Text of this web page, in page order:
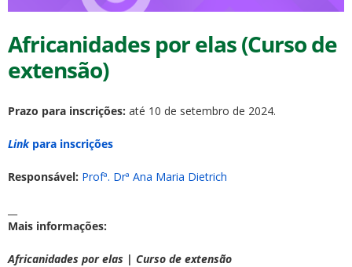
Africanidades por elas (Curso de
extensão)
Prazo para inscrições: até 10 de setembro de 2024.
Linkpara inscrições
Responsável: Profª. Drª Ana Maria Dietrich
Mais informações:
Africanidades por elas | Curso de extensão